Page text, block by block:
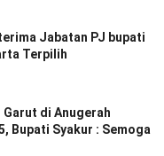
Jabatan PJ bupati
Terpilih
Garut di Anugerah
Bupati Syakur : Semoga